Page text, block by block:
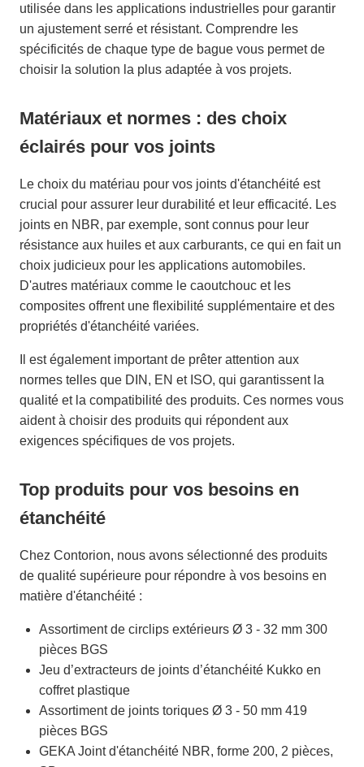
utilisée dans les applications industrielles pour garantir
un ajustement serré et résistant. Comprendre les
spécificités de chaque type de bague vous permet de
choisir la solution la plus adaptée à vos projets.
Matériaux et normes : des choix
éclairés pour vos joints
Le choix du matériau pour vos joints d'étanchéité est
crucial pour assurer leur durabilité et leur efficacité. Les
joints en NBR, par exemple, sont connus pour leur
résistance aux huiles et aux carburants, ce qui en fait un
choix judicieux pour les applications automobiles.
D'autres matériaux comme le caoutchouc et les
composites offrent une flexibilité supplémentaire et des
propriétés d'étanchéité variées.
Il est également important de prêter attention aux
normes telles que DIN, EN et ISO, qui garantissent la
qualité et la compatibilité des produits. Ces normes vous
aident à choisir des produits qui répondent aux
exigences spécifiques de vos projets.
Top produits pour vos besoins en
étanchéité
Chez Contorion, nous avons sélectionné des produits
de qualité supérieure pour répondre à vos besoins en
matière d'étanchéité :
Assortiment de circlips extérieurs Ø 3 - 32 mm 300
pièces BGS
Jeu d’extracteurs de joints d’étanchéité Kukko en
coffret plastique
Assortiment de joints toriques Ø 3 - 50 mm 419
pièces BGS
GEKA Joint d'étanchéité NBR, forme 200, 2 pièces,